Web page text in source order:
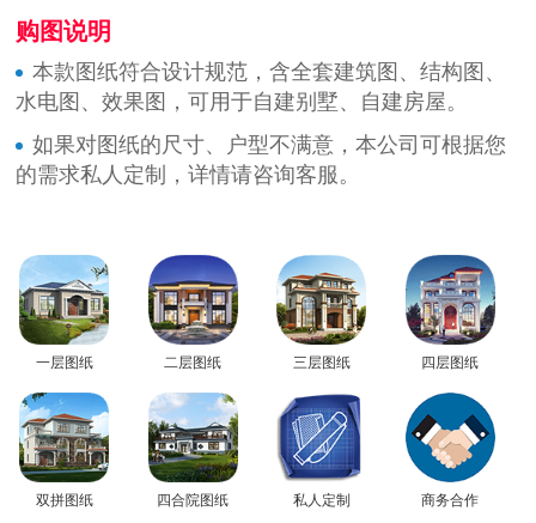
购图说明
本款图纸符合设计规范，含全套建筑图、结构图、
水电图、效果图，可用于自建别墅、自建房屋。
如果对图纸的尺寸、户型不满意，本公司可根据您
的需求私人定制，详情请咨询客服。
一层图纸 二层图纸 三层图纸 四层图纸
双拼图纸 四合院图纸 私人定制 商务合作